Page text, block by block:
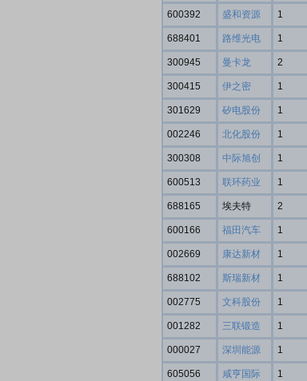
600392 盛和资源 1
688401 路维光电 1
300945 曼卡龙 2
300415 伊之密 1
301629 矽电股份 1
002246 北化股份 1
300308 中际旭创 1
600513 联环药业 1
688165 埃夫特 2
600166 福田汽车 1
002669 康达新材 1
688102 斯瑞新材 1
002775 文科股份 1
001282 三联锻造 1
000027 深圳能源 1
605056 咸亨国际 1